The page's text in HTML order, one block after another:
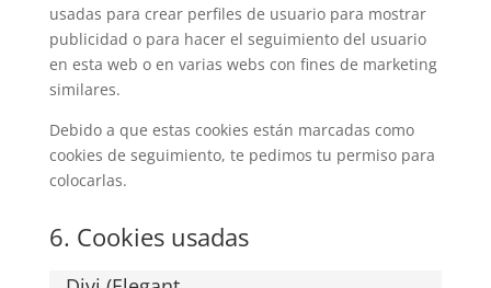
usadas para crear perfiles de usuario para mostrar
publicidad o para hacer el seguimiento del usuario
en esta web o en varias webs con fines de marketing
similares.
Debido a que estas cookies están marcadas como
cookies de seguimiento, te pedimos tu permiso para
colocarlas.
6. Cookies usadas